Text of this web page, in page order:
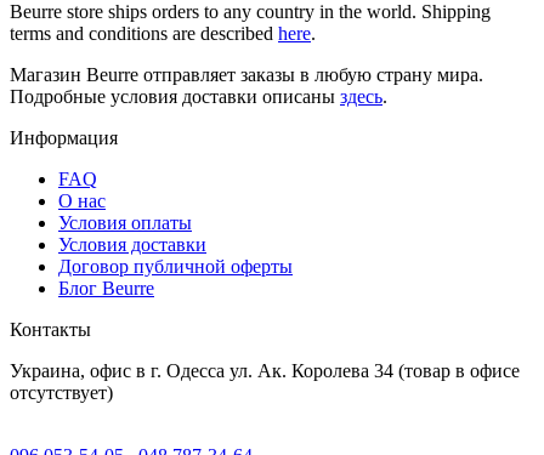
Beurre store ships orders to any country in the world. Shipping
terms and conditions are described here.
Магазин Beurre отправляет заказы в любую страну мира.
Подробные условия доставки описаны здесь.
Информация
FAQ
O нас
Условия оплаты
Условия доставки
Договор публичной оферты
Блог Beurre
Контакты
Украина, офис в г. Одесса ул. Ак. Королева 34 (товар в офисе
отсутствует)